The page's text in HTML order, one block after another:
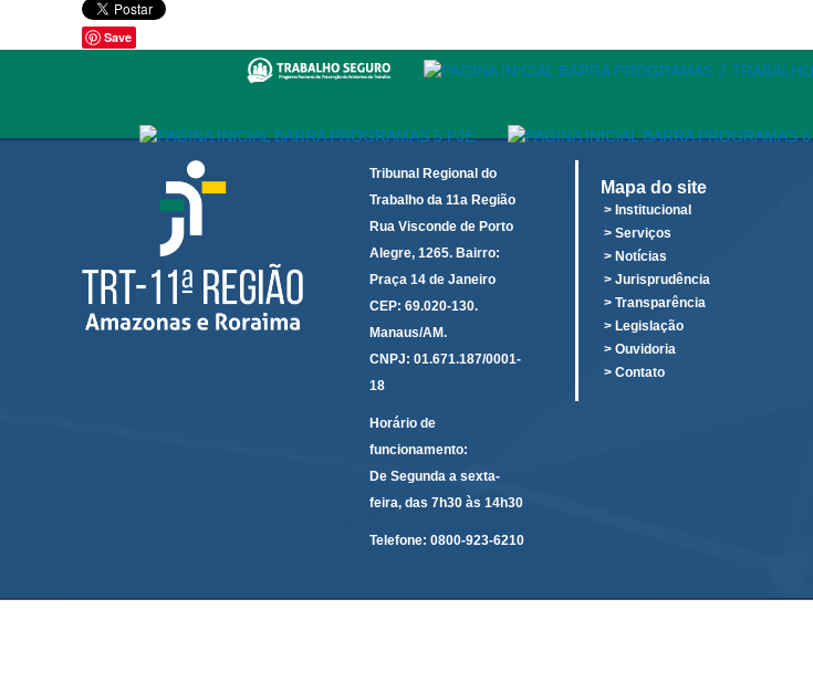
Save
Tribunal Regional do
Trabalho da 11a Região
Rua Visconde de Porto
Alegre, 1265. Bairro:
Praça 14 de Janeiro
CEP: 69.020-130.
Manaus/AM.
CNPJ: 01.671.187/0001-
18
Horário de
funcionamento:
De Segunda a sexta-
feira, das 7h30 às 14h30
Telefone: 0800-923-6210
Mapa do site
> Institucional
> Serviços
> Notícias
> Jurisprudência
> Transparência
> Legislação
> Ouvidoria
> Contato